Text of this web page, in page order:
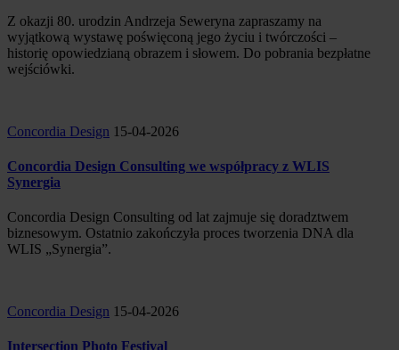
Z okazji 80. urodzin Andrzeja Seweryna zapraszamy na
wyjątkową wystawę poświęconą jego życiu i twórczości –
historię opowiedzianą obrazem i słowem. Do pobrania bezpłatne
wejściówki.
Concordia Design 15-04-2026
Concordia Design Consulting we współpracy z WLIS
Synergia
Concordia Design Consulting od lat zajmuje się doradztwem
biznesowym. Ostatnio zakończyła proces tworzenia DNA dla
WLIS „Synergia”.
Concordia Design 15-04-2026
Intersection Photo Festival